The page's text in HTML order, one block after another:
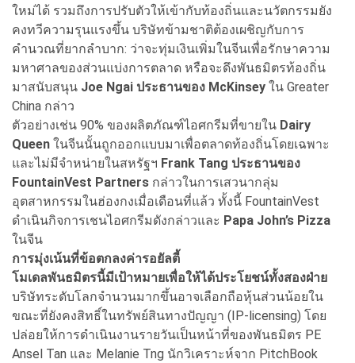
ใหม่ได้ รวมถึงการปรับตัวให้เข้ากับท้องถิ่นและนวัตกรรมยัง
คงทวีความรุนแรงขึ้น บริษัทข้ามชาติต้องเผชิญกับการ
คำนวณที่ยากลำบาก: ว่าจะทุ่มเงินเพิ่มในจีนเพื่อรักษาความ
มหาศาลของส่วนแบ่งการตลาด หรือจะดึงพันธมิตรท้องถิ่น
มาสนับสนุน Joe Ngai ประธานของ McKinsey ใน Greater
China กล่าว
ตัวอย่างเช่น 90% ของผลิตภัณฑ์ไอศกรีมที่ขายใน Dairy
Queen ในจีนนั้นถูกออกแบบมาเพื่อตลาดท้องถิ่นโดยเฉพาะ
และไม่มีจำหน่ายในสหรัฐฯ Frank Tang ประธานของ
FountainVest Partners กล่าวในการเสวนากลุ่ม
อุตสาหกรรมในฮ่องกงเมื่อเดือนที่แล้ว ทั้งนี้ FountainVest
ดำเนินกิจการเชนไอศกรีมดังกล่าวและ Papa John’s Pizza
ในจีน
การมุ่งเน้นที่ข้อตกลงค่ารอยัลตี้
โมเดลพันธมิตรนี้มีเป้าหมายเพื่อให้ได้ประโยชน์ทั้งสองฝ่าย
บริษัทระดับโลกจำนวนมากขึ้นอาจเลือกถือหุ้นส่วนน้อยใน
ขณะที่ยังคงสิทธิ์ในทรัพย์สินทางปัญญา (IP-licensing) โดย
ปล่อยให้การดำเนินงานรายวันเป็นหน้าที่ของพันธมิตร PE
Ansel Tan และ Melanie Tng นักวิเคราะห์จาก PitchBook